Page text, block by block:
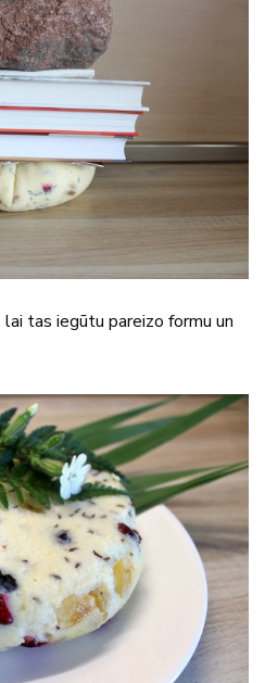
tas iegūtu pareizo formu un